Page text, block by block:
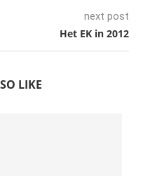
next post
Het EK in 2012
LIKE